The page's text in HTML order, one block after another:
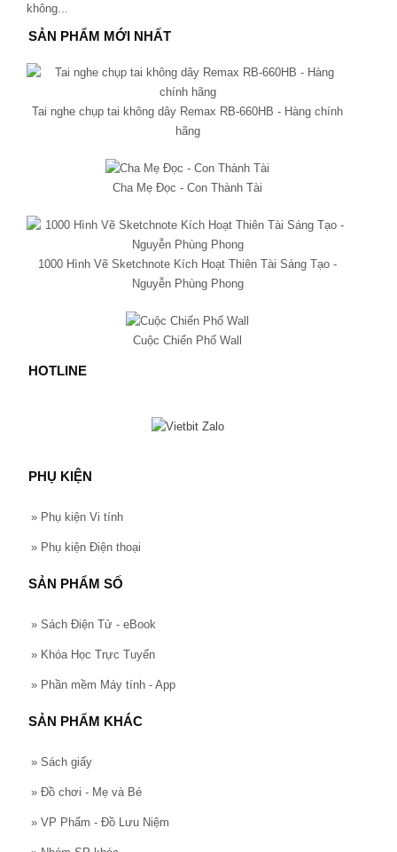
SẢN PHẨM MỚI NHẤT
Tai nghe chụp tai không dây Remax RB-660HB - Hàng chính
hãng
Cha Mẹ Đọc - Con Thành Tài
1000 Hình Vẽ Sketchnote Kích Hoạt Thiên Tài Sáng Tạo -
Nguyễn Phùng Phong
Cuộc Chiến Phố Wall
HOTLINE
PHỤ KIỆN
» Phụ kiện Vi tính
» Phụ kiện Điện thoại
SẢN PHẨM SỐ
» Sách Điện Tử - eBook
» Khóa Học Trực Tuyến
» Phần mềm Máy tính - App
SẢN PHẨM KHÁC
» Sách giấy
» Đồ chơi - Mẹ và Bé
» VP Phẩm - Đồ Lưu Niệm